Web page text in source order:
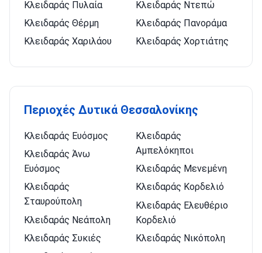
Κλειδαράς Πυλαία
Κλειδαράς Θέρμη
Κλειδαράς Χαριλάου
Κλειδαράς Ντεπώ
Κλειδαράς Πανοράμα
Κλειδαράς Χορτιάτης
Περιοχές Δυτικά Θεσσαλονίκης
Κλειδαράς Ευόσμος
Κλειδαράς Άνω
Ευόσμος
Κλειδαράς
Σταυρούπολη
Κλειδαράς Νεάπολη
Κλειδαράς Συκιές
Κλειδαράς
Αμπελόκηποι
Κλειδαράς Μενεμένη
Κλειδαράς Κορδελιό
Κλειδαράς Ελευθέριο
Κορδελιό
Κλειδαράς Νικόπολη